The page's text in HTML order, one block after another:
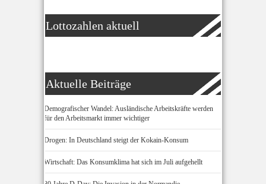
Lottozahlen aktuell
Aktuelle Beiträge
Demografischer Wandel: Ausländische Arbeitskräfte werden
für den Arbeitsmarkt immer wichtiger
Drogen: In Deutschland steigt der Kokain-Konsum
Wirtschaft: Das Konsumklima hat sich im Juli aufgehellt